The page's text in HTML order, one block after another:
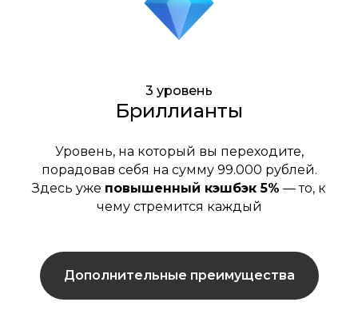
3 уровень
Бриллианты
Уровень, на который вы переходите,
порадовав себя на сумму 99.000 рублей.
Здесь уже повышенный кэшбэк 5% — то, к
чему стремится каждый
Дополнительные преимущества